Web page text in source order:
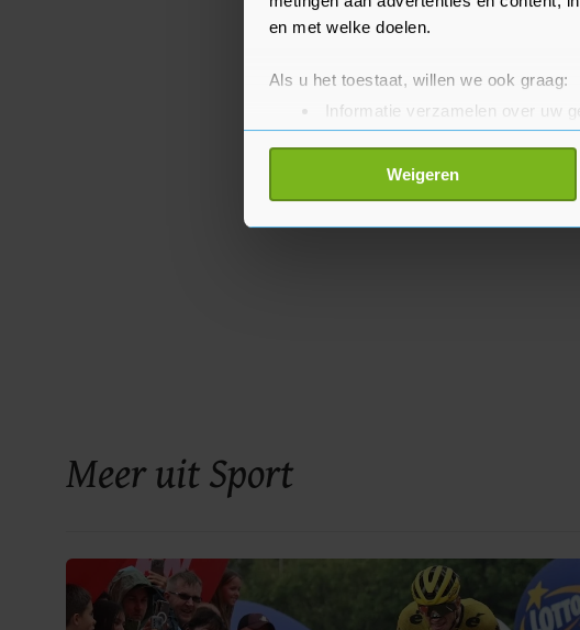
en met welke doelen.
Als u het toestaat, willen we ook graag:
Informatie verzamelen over uw
Uw apparaat identificeren door
Lees meer over hoe uw persoonlijke
toestemming op elk moment wijzigen of
Weigeren
Meer uit Sport